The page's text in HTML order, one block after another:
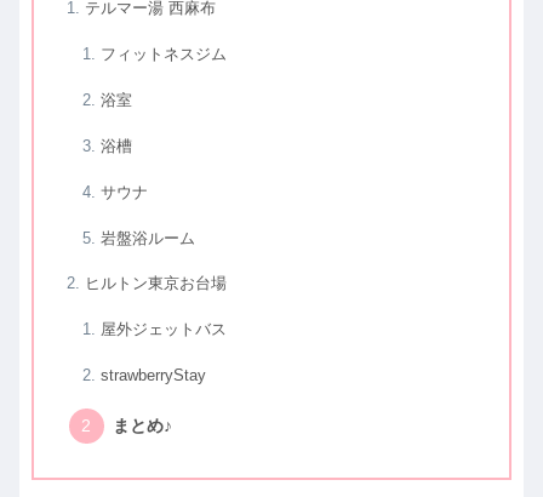
テルマー湯 西麻布
フィットネスジム
浴室
浴槽
サウナ
岩盤浴ルーム
ヒルトン東京お台場
屋外ジェットバス
strawberryStay
まとめ♪